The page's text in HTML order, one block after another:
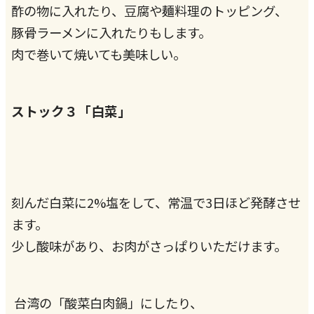
酢の物に入れたり、豆腐や麺料理のトッピング、
豚骨ラーメンに入れたりもします。
肉で巻いて焼いても美味しい。
ストック３「白菜」
刻んだ白菜に2%塩をして、常温で3日ほど発酵させ
ます。
少し酸味があり、お肉がさっぱりいただけます。
台湾の「酸菜白肉鍋」にしたり、